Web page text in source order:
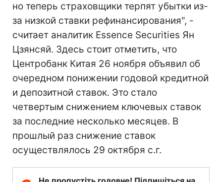
но теперь страховщики терпят убытки из-
за низкой ставки рефинансирования", -
считает аналитик Essence Securities Ян
Цзянсяй. Здесь стоит отметить, что
Центробанк Китая 26 ноября объявил об
очередном понижении годовой кредитной
и депозитной ставок. Это стало
четвертым снижением ключевых ставок
за последние несколько месяцев. В
прошлый раз снижение ставок
осуществлялось 29 октября с.г.